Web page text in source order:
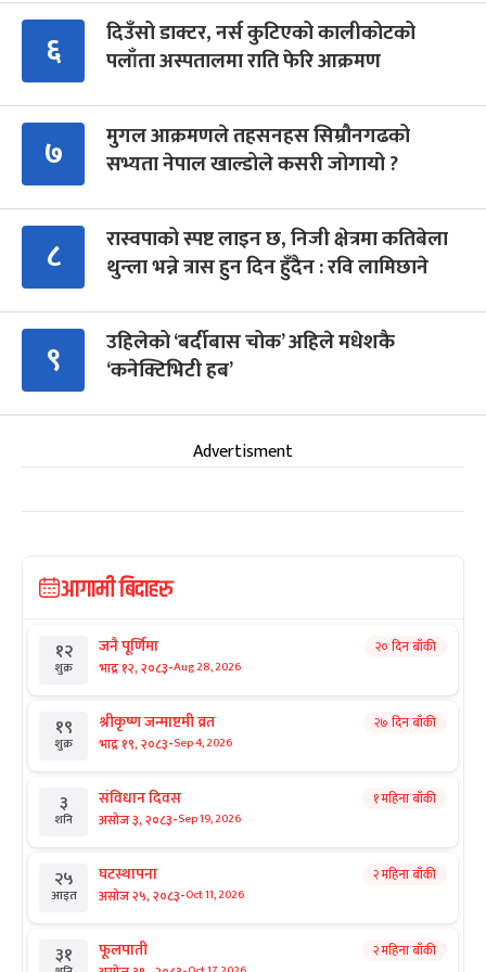
६
दिउँसो डाक्टर, नर्स कुटिएको कालीकोटको
पलाँता अस्पतालमा राति फेरि आक्रमण
७
मुगल आक्रमणले तहसनहस सिम्रौनगढको
सभ्यता नेपाल खाल्डोले कसरी जोगायो ?
८
रास्वपाको स्पष्ट लाइन छ, निजी क्षेत्रमा कतिबेला
थुन्ला भन्ने त्रास हुन दिन हुँदैन : रवि लामिछाने
९
उहिलेको ‘बर्दीबास चोक’ अहिले मधेशकै
‘कनेक्टिभिटी हब’
Advertisment
आगामी बिदाहरु
१२
शुक्र
जनै पूर्णिमा
भाद्र १२, २०८३-Aug 28, 2026
२० दिन बाँकी
१९
शुक्र
श्रीकृष्ण जन्माष्टमी व्रत
भाद्र १९, २०८३-Sep 4, 2026
२७ दिन बाँकी
३
शनि
संविधान दिवस
असोज ३, २०८३-Sep 19, 2026
१ महिना बाँकी
२५
आइत
घटस्थापना
असोज २५, २०८३-Oct 11, 2026
२ महिना बाँकी
३१ फूलपाती २ महिना बाँकी